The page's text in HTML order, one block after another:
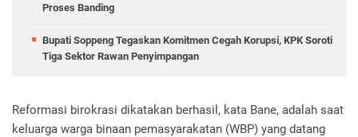
Proses Banding
Bupati Soppeng Tegaskan Komitmen Cegah Korupsi, KPK Soroti
Tiga Sektor Rawan Penyimpangan
Reformasi birokrasi dikatakan berhasil, kata Bane, adalah saat
keluarga warga binaan pemasyarakatan (WBP) yang datang